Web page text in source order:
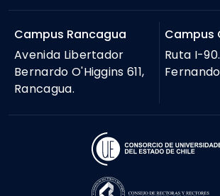
Campus Rancagua
Avenida Libertador
Bernardo O'Higgins 611,
Rancagua.
Campus
Ruta I-